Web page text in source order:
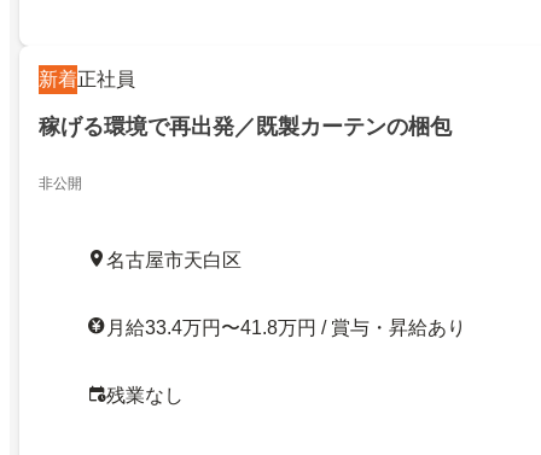
新着正社員
稼げる環境で再出発／既製カーテンの梱包
非公開
名古屋市天白区
月給33.4万円〜41.8万円 / 賞与・昇給あり
残業なし